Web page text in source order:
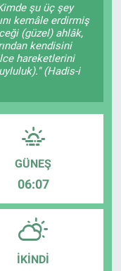
şu üç şey
kemâle erdirmiş
(güzel) ahlâk,
kendisini
hareketlerini
(Hadis-i
GÜNEŞ
06:07
İKINDI